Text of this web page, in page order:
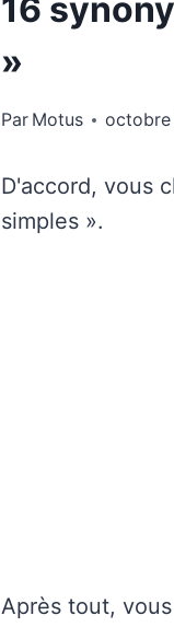
16
»
Par Motus octobre
D'accord, vous
simples ».
Après tout,